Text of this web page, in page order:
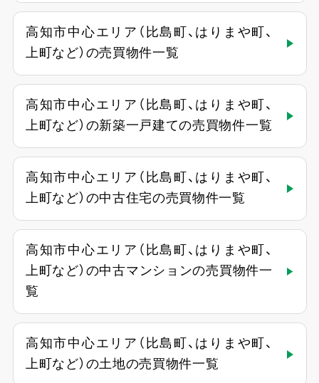
高知市中心エリア（比島町、はりまや町、
上町など）の売買物件一覧
高知市中心エリア（比島町、はりまや町、
上町など）の新築一戸建ての売買物件一覧
高知市中心エリア（比島町、はりまや町、
上町など）の中古住宅の売買物件一覧
高知市中心エリア（比島町、はりまや町、
上町など）の中古マンションの売買物件一
覧
高知市中心エリア（比島町、はりまや町、
上町など）の土地の売買物件一覧